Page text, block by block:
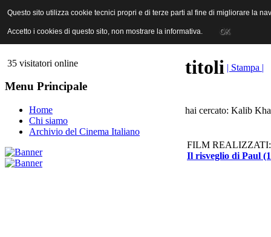
ANICA | Associazione Nazionale Industrie Cinematografiche
35 visitatori online
Menu Principale
Home
Chi siamo
Archivio del Cinema Italiano
titoli | Stampa |
hai cercato: Kalib
FILM REALIZZATI:
Il risveglio di Paul
Questo sito utilizza cookie tecnici propri e di terze parti al fine di migliorare la
Accetto i cookies di questo sito, non mostrare la informativa. OK
Questo sito utilizza cookie tecnici propri e di terze parti al fine di migliorare la
Accetto i cookies di questo sito, non mostrare la informativa. OK